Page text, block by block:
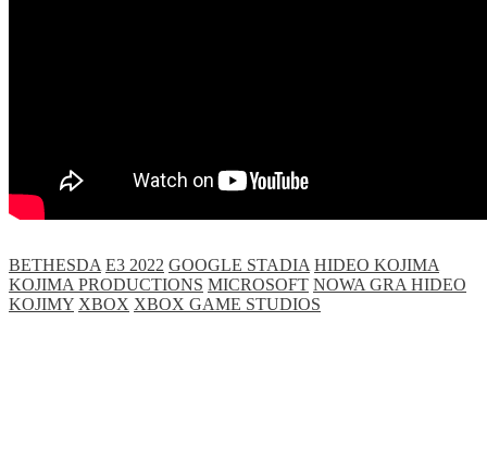
BETHESDA E3 2022 GOOGLE STADIA HIDEO KOJIMA
KOJIMA PRODUCTIONS MICROSOFT NOWA GRA HIDEO
KOJIMY XBOX XBOX GAME STUDIOS